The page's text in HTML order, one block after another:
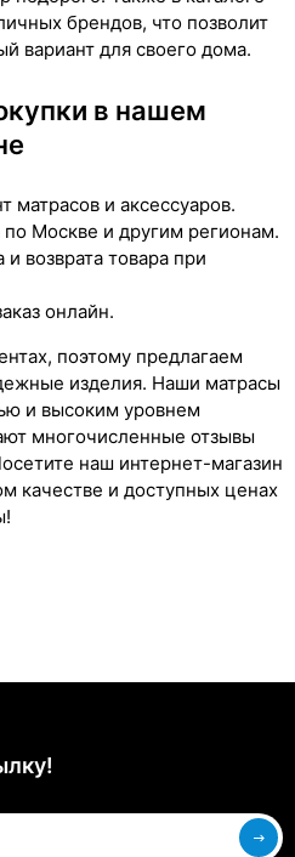
брендов, что позволит
вариант для своего дома.
в нашем
матрасов и аксессуаров.
по Москве и другим регионам.
возврата товара при
онлайн.
поэтому предлагаем
изделия. Наши матрасы
и высоким уровнем
многочисленные отзывы
наш интернет-магазин
качестве и доступных ценах